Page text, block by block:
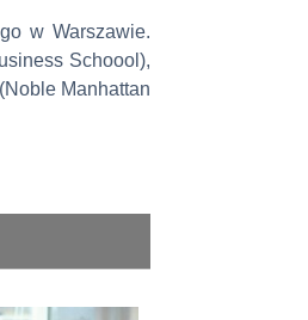
w Warszawie.
Schoool),
Manhattan